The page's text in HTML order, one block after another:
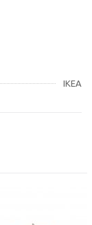
IKEA